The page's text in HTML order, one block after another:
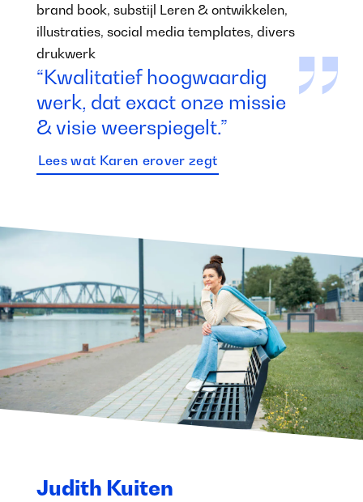
brand book, substijl Leren & ontwikkelen,
illustraties, social media templates, divers
drukwerk
“Kwalitatief hoogwaardig
werk, dat exact onze missie
& visie weerspiegelt.”
Lees wat Karen erover zegt
Judith Kuiten